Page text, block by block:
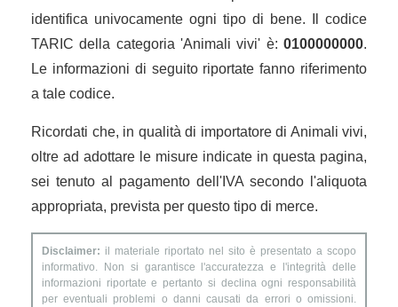
identifica univocamente ogni tipo di bene. Il codice
TARIC della categoria 'Animali vivi' è: 0100000000.
Le informazioni di seguito riportate fanno riferimento
a tale codice.
Ricordati che, in qualità di importatore di Animali vivi,
oltre ad adottare le misure indicate in questa pagina,
sei tenuto al pagamento dell'IVA secondo l'aliquota
appropriata, prevista per questo tipo di merce.
Disclaimer: il materiale riportato nel sito è presentato a scopo
informativo. Non si garantisce l'accuratezza e l'integrità delle
informazioni riportate e pertanto si declina ogni responsabilità
per eventuali problemi o danni causati da errori o omissioni.